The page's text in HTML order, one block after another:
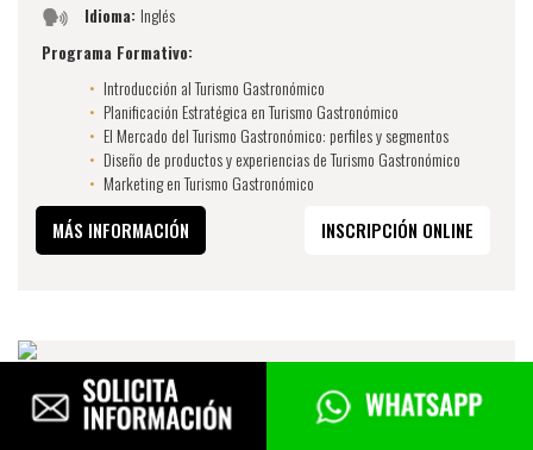
Idioma: Inglés
Programa Formativo:
Introducción al Turismo Gastronómico
Planificación Estratégica en Turismo Gastronómico
El Mercado del Turismo Gastronómico: perfiles y segmentos
Diseño de productos y experiencias de Turismo Gastronómico
Marketing en Turismo Gastronómico
MÁS INFORMACIÓN INSCRIPCIÓN ONLINE
DISEÑO DE EXPERIENCIAS DE TURISMO